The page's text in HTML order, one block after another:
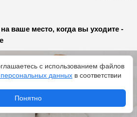
ваше место, когда вы уходите -
с использованием файлов
данных в соответствии
Понятно